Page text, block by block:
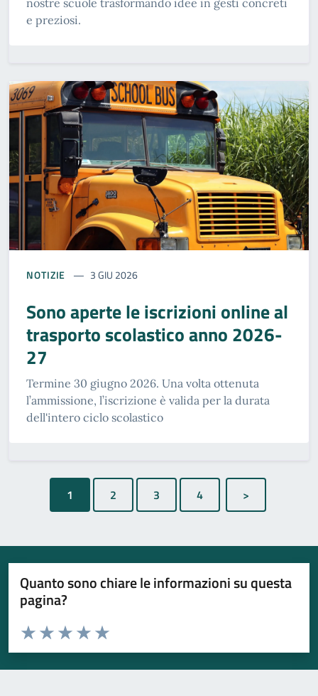
nostre scuole trasformando idee in gesti concreti
e preziosi.
NOTIZIE 3 GIU 2026
Sono aperte le iscrizioni online al
trasporto scolastico anno 2026-
27
Termine 30 giugno 2026. Una volta ottenuta
l’ammissione, l’iscrizione è valida per la durata
dell'intero ciclo scolastico
1
Quanto sono chiare le informazioni su questa
pagina?
Valuta da 1 a 5 stelle la pagina
Valuta 5 stelle su 5
Valuta 4 stelle su 5
Valuta 3 stelle su 5
Valuta 2 stelle su 5
Valuta 1 stelle su 5